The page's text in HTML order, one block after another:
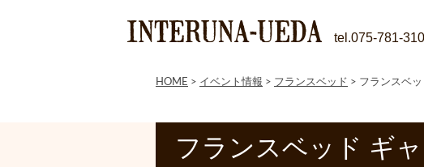
tel.075-781-
HOME > イベント情報 > フランスベッド > フランスベ
フランスベッド ギ